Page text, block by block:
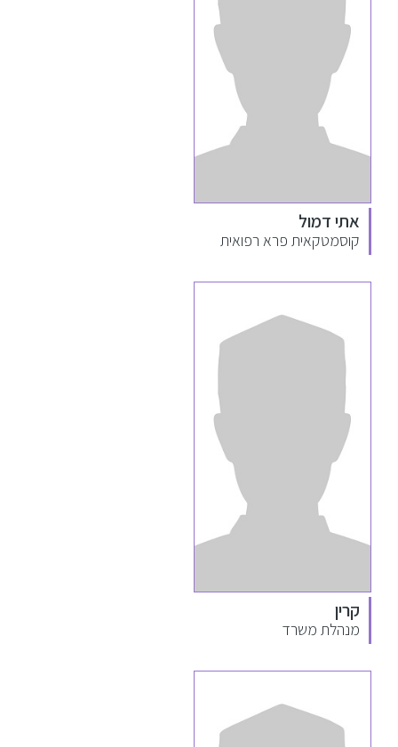
אתי דמול
קוסמטקאית פרא רפואית
קרין
מנהלת משרד